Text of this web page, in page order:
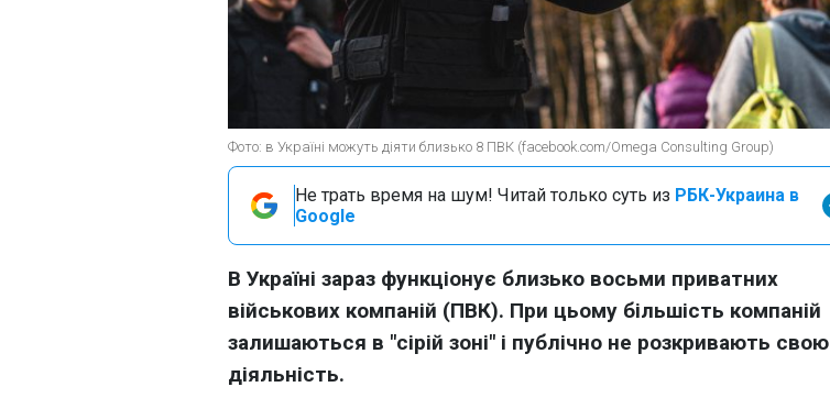
Фото: в Україні можуть діяти близько 8 ПВК (facebook.com/Omega Consulting Group)
Не трать время на шум! Читай только суть из РБК-Украина в
Google
В Україні зараз функціонує близько восьми приватних
військових компаній (ПВК). При цьому більшість компаній
залишаються в "сірій зоні" і публічно не розкривають свою
діяльність.